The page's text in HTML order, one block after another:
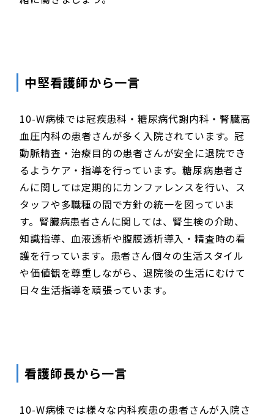
中堅看護師から一言
10-W病棟では冠疾患科・糖尿病代謝内科・腎臓高
血圧内科の患者さんが多く入院されています。冠
動脈精査・治療目的の患者さんが安全に退院でき
るようケア・指導を行っています。糖尿病患者さ
んに関しては定期的にカンファレンスを行い、ス
タッフや多職種の間で方針の統一を図っていま
す。腎臓病患者さんに関しては、腎生検の介助、
知識指導、血液透析や腹膜透析導入・精査時の看
護を行っています。患者さん個々の生活スタイル
や価値観を尊重しながら、退院後の生活にむけて
日々生活指導を頑張っています。
看護師長から一言
10-W病棟では様々な内科疾患の患者さんが入院さ